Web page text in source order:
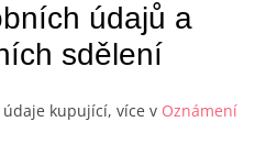
údajů a
sdělení
kupující, více v Oznámení